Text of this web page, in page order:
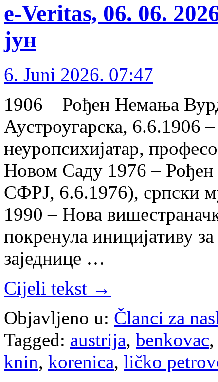
e-Veritas, 06. 06.
јун
6. Juni 2026. 07:47
1906 – Рођен Немања
Аустроугарска, 6.6.1906
неуропсихијатар,
Новом Саду 1976 –
СФРЈ, 6.6.1976), српски
1990 – Нова
покренула иницијативу
заједнице …
Cijeli tekst →
Objavljeno u: Članci za
Tagged: austrija, benkovac
knin, korenica, ličko